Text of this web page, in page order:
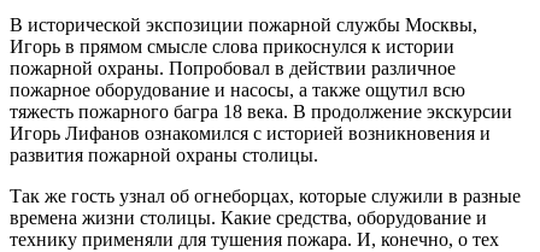
В исторической экспозиции пожарной службы Москвы,
Игорь в прямом смысле слова прикоснулся к истории
пожарной охраны. Попробовал в действии различное
пожарное оборудование и насосы, а также ощутил всю
тяжесть пожарного багра 18 века. В продолжение экскурсии
Игорь Лифанов ознакомился с историей возникновения и
развития пожарной охраны столицы.
Так же гость узнал об огнеборцах, которые служили в разные
времена жизни столицы. Какие средства, оборудование и
технику применяли для тушения пожара. И, конечно, о тех